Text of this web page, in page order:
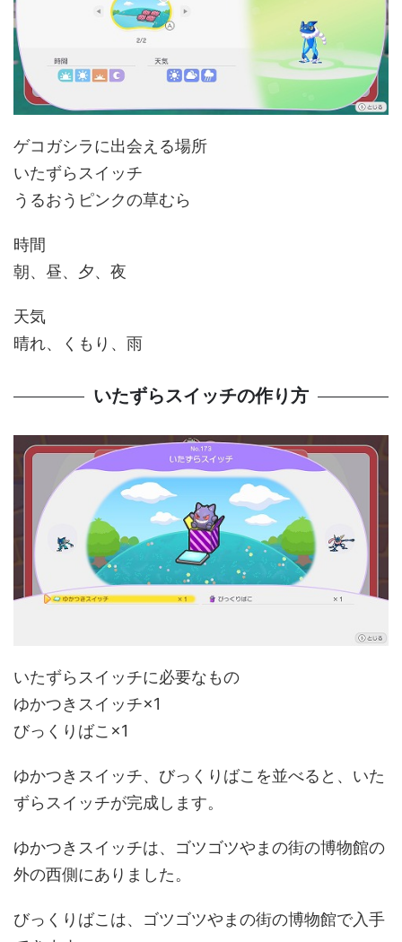
ゲコガシラに出会える場所
いたずらスイッチ
うるおうピンクの草むら
時間
朝、昼、夕、夜
天気
晴れ、くもり、雨
いたずらスイッチの作り方
いたずらスイッチに必要なもの
ゆかつきスイッチ×1
びっくりばこ×1
ゆかつきスイッチ、びっくりばこを並べると、いた
ずらスイッチが完成します。
ゆかつきスイッチは、ゴツゴツやまの街の博物館の
外の西側にありました。
びっくりばこは、ゴツゴツやまの街の博物館で入手